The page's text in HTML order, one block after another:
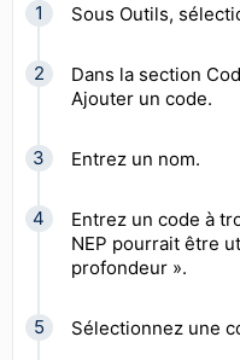
Sous Outils,
Dans la section
Ajouter un code.
Entrez un nom.
Entrez un code à
NEP pourrait être
profondeur ».
Sélectionnez une